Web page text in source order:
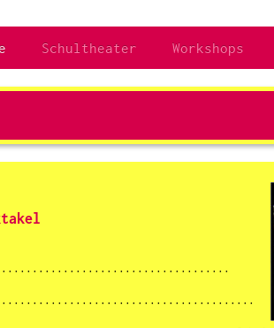
Schultheater Workshops